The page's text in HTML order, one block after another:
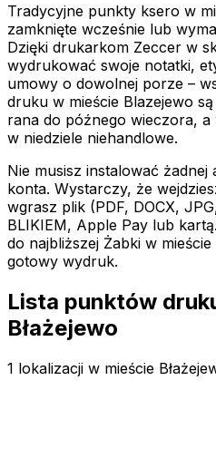
Tradycyjne punkty ksero w
zamknięte wcześnie lub
Dzięki drukarkom Zeccer w
wydrukować swoje notatki,
umowy o dowolnej porze –
druku w mieście Blazejewo
rana do późnego wieczora, a
w niedziele niehandlowe.
Nie musisz instalować żadnej
konta. Wystarczy, że
wgrasz plik (PDF, DOCX,
BLIKIEM, Apple Pay lub
do najbliższej Żabki w mieście
gotowy wydruk.
Lista punktów
Błażejewo
1 lokalizacji w mieście